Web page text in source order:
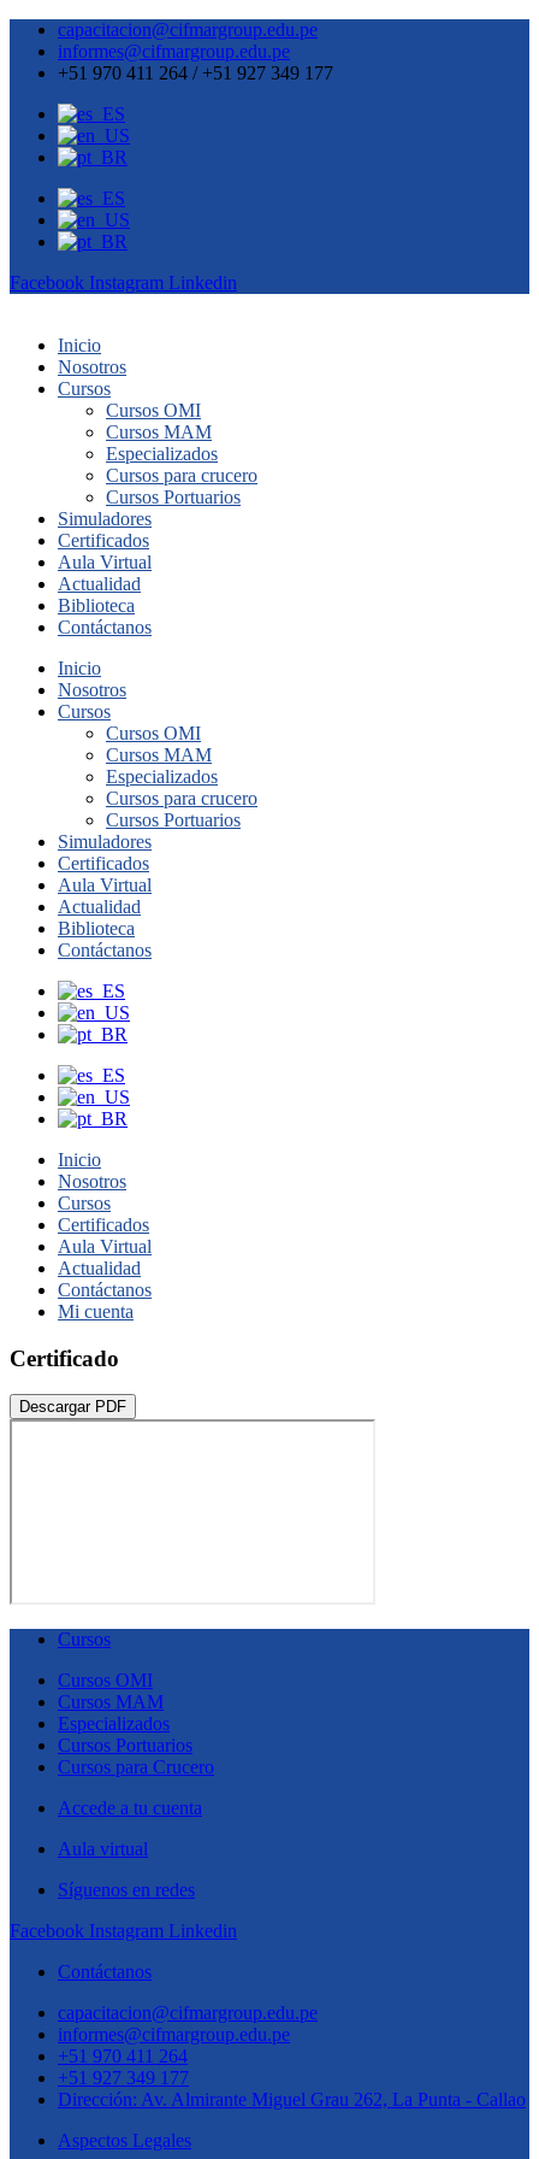
capacitacion@cifmargroup.edu.pe
informes@cifmargroup.edu.pe
+51 970 411 264 / +51 927 349 177
Facebook Instagram Linkedin
Inicio
Nosotros
Cursos
Cursos OMI
Cursos MAM
Especializados
Cursos para crucero
Cursos Portuarios
Simuladores
Certificados
Aula Virtual
Actualidad
Biblioteca
Contáctanos
Inicio
Nosotros
Cursos
Cursos OMI
Cursos MAM
Especializados
Cursos para crucero
Cursos Portuarios
Simuladores
Certificados
Aula Virtual
Actualidad
Biblioteca
Contáctanos
Inicio
Nosotros
Cursos
Certificados
Aula Virtual
Actualidad
Contáctanos
Mi cuenta
Certificado
Descargar PDF
Cursos
Cursos OMI
Cursos MAM
Especializados
Cursos Portuarios
Cursos para Crucero
Accede a tu cuenta
Aula virtual
Síguenos en redes
Facebook Instagram Linkedin
Contáctanos
capacitacion@cifmargroup.edu.pe
informes@cifmargroup.edu.pe
+51 970 411 264
+51 927 349 177
Dirección: Av. Almirante Miguel Grau 262, La Punta - Callao
Aspectos Legales